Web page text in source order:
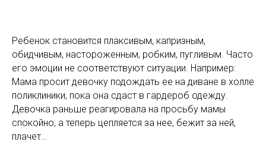
Ребенок становится плаксивым, капризным,
обидчивым, настороженным, робким, пугливым. Часто
его эмоции не соответствуют ситуации. Например:
Мама просит девочку подождать ее на диване в холле
поликлиники, пока она сдаст в гардероб одежду.
Девочка раньше реагировала на просьбу мамы
спокойно, а теперь цепляется за нее, бежит за ней,
плачет…